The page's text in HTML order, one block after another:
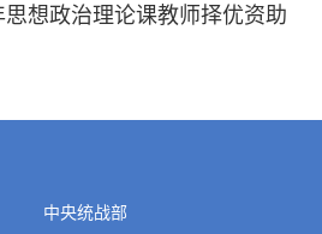
想政治理论课教师择优资助
中央统战部